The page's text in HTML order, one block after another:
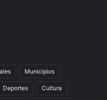
Municipios
Deportes Cultura